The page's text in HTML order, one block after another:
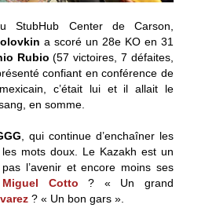
StubHub Center de Carson,
a scoré un 28e KO en 31
Rubio (57 victoires, 7 défaites,
confiant en conférence de
c’était lui et il allait le
en somme.
, qui continue d’enchaîner les
mots doux. Le Kazakh est un
l’avenir et encore moins ses
Miguel Cotto ? « Un grand
? « Un bon gars ».